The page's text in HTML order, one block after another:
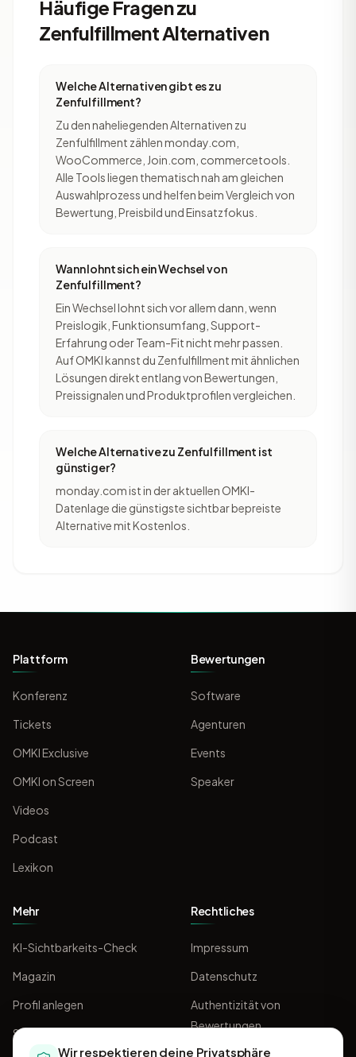
Häufige Fragen zu
Zenfulfillment Alternativen
Welche Alternativen gibt es zu
Zenfulfillment?
Zu den naheliegenden Alternativen zu
Zenfulfillment zählen monday.com,
WooCommerce, Join.com, commercetools.
Alle Tools liegen thematisch nah am gleichen
Auswahlprozess und helfen beim Vergleich von
Bewertung, Preisbild und Einsatzfokus.
Wann lohnt sich ein Wechsel von
Zenfulfillment?
Ein Wechsel lohnt sich vor allem dann, wenn
Preislogik, Funktionsumfang, Support-
Erfahrung oder Team-Fit nicht mehr passen.
Auf OMKI kannst du Zenfulfillment mit ähnlichen
Lösungen direkt entlang von Bewertungen,
Preissignalen und Produktprofilen vergleichen.
Welche Alternative zu Zenfulfillment ist
günstiger?
monday.com ist in der aktuellen OMKI-
Datenlage die günstigste sichtbar bepreiste
Alternative mit Kostenlos.
Plattform
Konferenz
Tickets
OMKI Exclusive
OMKI on Screen
Videos
Podcast
Lexikon
Bewertungen
Software
Agenturen
Events
Speaker
Mehr
KI-Sichtbarkeits-Check
Magazin
Profil anlegen
Sponsoring
Rechtliches
Impressum
Datenschutz
Authentizität von
Bewertungen
AGB
Wir respektieren deine Privatsphäre